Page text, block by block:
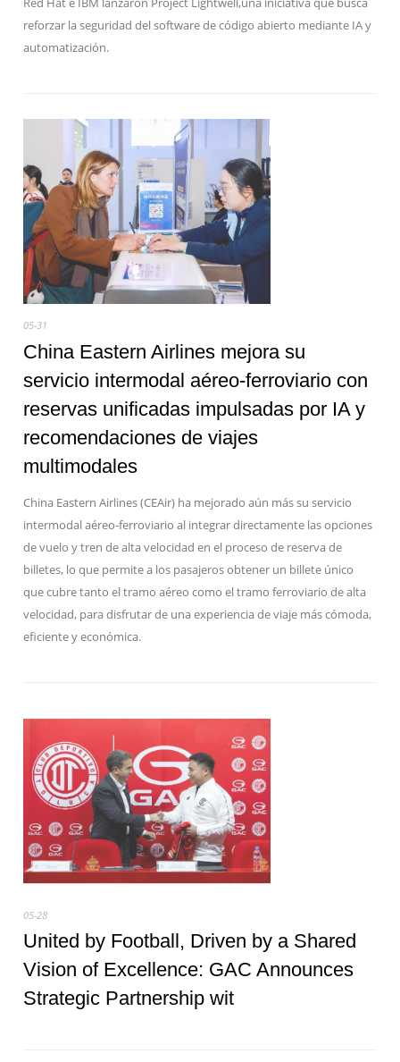
reforzar la seguridad del software de código abierto mediante IA y
automatización.
05-31
China Eastern Airlines mejora su
servicio intermodal aéreo-ferroviario con
reservas unificadas impulsadas por IA y
recomendaciones de viajes
multimodales
China Eastern Airlines (CEAir) ha mejorado aún más su servicio
intermodal aéreo-ferroviario al integrar directamente las opciones
de vuelo y tren de alta velocidad en el proceso de reserva de
billetes, lo que permite a los pasajeros obtener un billete único
que cubre tanto el tramo aéreo como el tramo ferroviario de alta
velocidad, para disfrutar de una experiencia de viaje más cómoda,
eficiente y económica.
05-28
United by Football, Driven by a Shared
Vision of Excellence: GAC Announces
Strategic Partnership wit